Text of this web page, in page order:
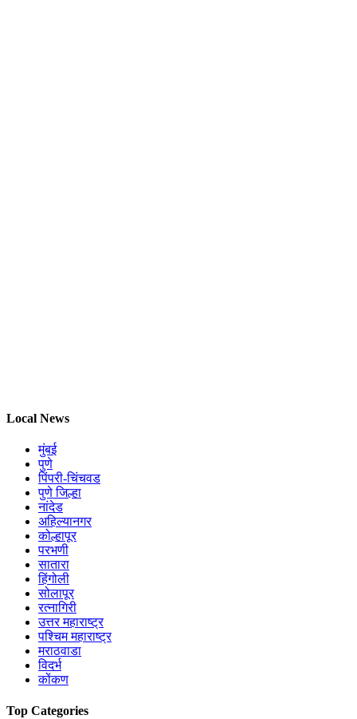
Local News
मुंबई
पुणे
पिंपरी-चिंचवड
पुणे जिल्हा
नांदेड
अहिल्यानगर
कोल्हापूर
परभणी
सातारा
हिंगोली
सोलापूर
रत्नागिरी
उत्तर महाराष्ट्र
पश्चिम महाराष्ट्र
मराठवाडा
विदर्भ
कोंकण
Top Categories